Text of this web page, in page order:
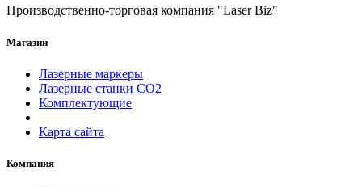
Производственно-торговая компания "Laser Biz"
Магазин
Лазерные маркеры
Лазерные станки СО2
Комплектующие
Карта сайта
Компания